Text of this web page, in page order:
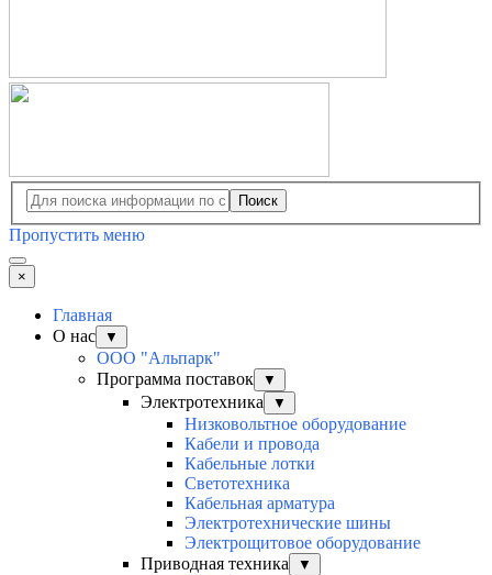
Поиск
Пропустить меню
×
Главная
О нас
▼
ООО "Альпарк"
Программа поставок
▼
Электротехника ▼
Низковольтное оборудование
Кабели и провода
Кабельные лотки
Светотехника
Кабельная арматура
Электротехнические шины
Электрощитовое оборудование
Приводная техника
▼